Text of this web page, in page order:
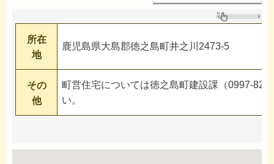
所在
地
鹿児島県大島郡徳之島町井之川2473-5
その
他
町営住宅については徳之島町建設課（0997-82-
い。